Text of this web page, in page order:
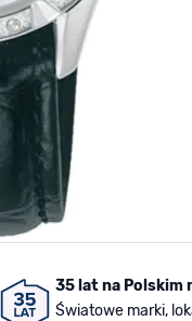
35 lat na Polskim
Światowe marki,